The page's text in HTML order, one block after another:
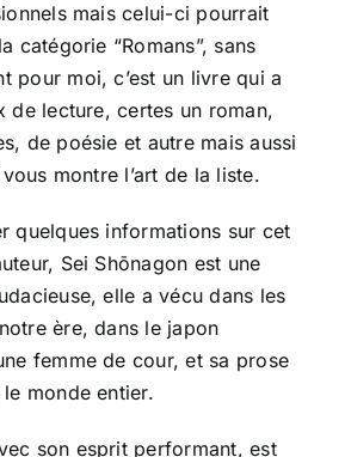
mais celui-ci pourrait
catégorie “Romans”, sans
pour moi, c’est un livre qui a
de lecture, certes un roman,
de poésie et autre mais aussi
montre l’art de la liste.
quelques informations sur cet
Sei Shōnagon est une
elle a vécu dans les
ère, dans le japon
femme de cour, et sa prose
monde entier.
son esprit performant, est